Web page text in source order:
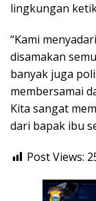
lingkungan
“Kami
disamakan
banyak juga
membersamai
Kita sangat
dari bapak ibu
Post Views: